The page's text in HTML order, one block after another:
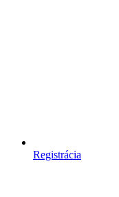
Registrácia